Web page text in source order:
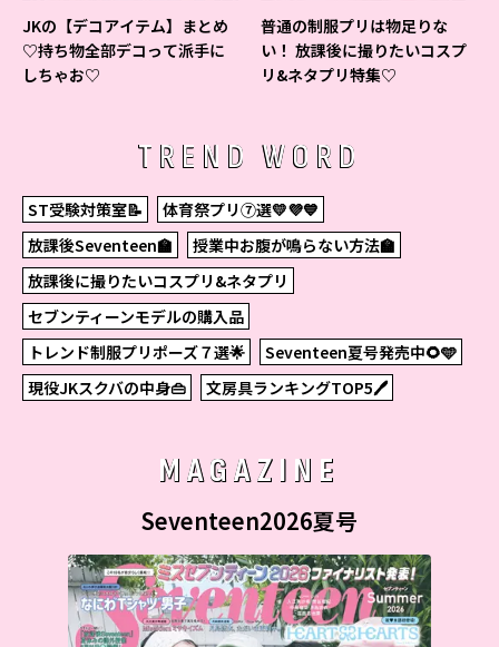
JKの【デコアイテム】まとめ
♡持ち物全部デコって派手に
しちゃお♡
普通の制服プリは物足りな
い！ 放課後に撮りたいコスプ
リ&ネタプリ特集♡
TREND WORD
ST受験対策室📝
体育祭プリ⑦選💛💜💙
放課後Seventeen🏫
授業中お腹が鳴らない方法🏫
放課後に撮りたいコスプリ&ネタプリ
セブンティーンモデルの購入品
トレンド制服プリポーズ７選🌟
Seventeen夏号発売中🌻🩵
現役JKスクバの中身👜
文房具ランキングTOP5🖊
MAGAZINE
Seventeen2026夏号